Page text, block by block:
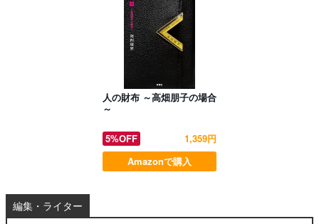
人の財布 ～高畑朋子の場合
～
5%OFF
1,359円
Amazonで購入
編集・ライター